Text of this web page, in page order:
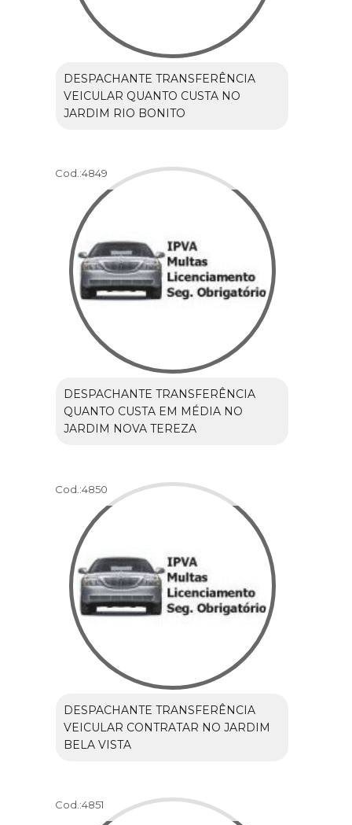
DESPACHANTE TRANSFERÊNCIA
VEICULAR QUANTO CUSTA NO
JARDIM RIO BONITO
Cod.:4849
DESPACHANTE TRANSFERÊNCIA
QUANTO CUSTA EM MÉDIA NO
JARDIM NOVA TEREZA
Cod.:4850
DESPACHANTE TRANSFERÊNCIA
VEICULAR CONTRATAR NO JARDIM
BELA VISTA
Cod.:4851